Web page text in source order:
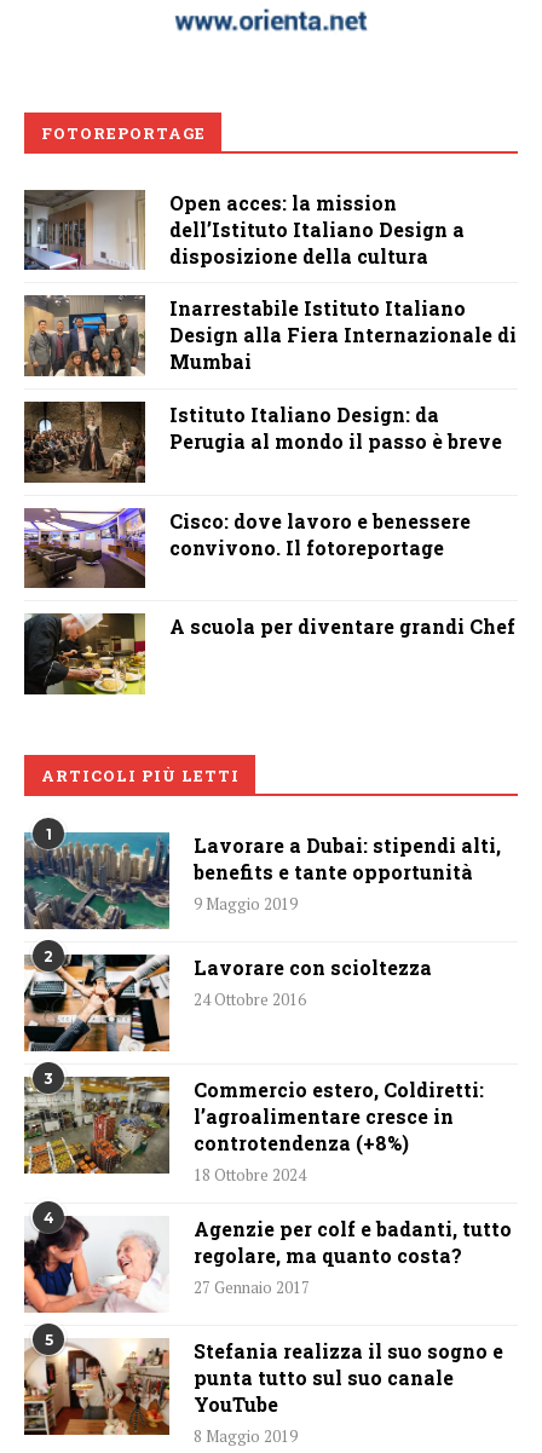
FOTOREPORTAGE
Open acces: la mission
dell’Istituto Italiano Design a
disposizione della cultura
Inarrestabile Istituto Italiano
Design alla Fiera Internazionale di
Mumbai
Istituto Italiano Design: da
Perugia al mondo il passo è breve
Cisco: dove lavoro e benessere
convivono. Il fotoreportage
A scuola per diventare grandi Chef
ARTICOLI PIÙ LETTI
1
Lavorare a Dubai: stipendi alti,
benefits e tante opportunità
9 Maggio 2019
2 Lavorare con scioltezza
24 Ottobre 2016
3
Commercio estero, Coldiretti:
l’agroalimentare cresce in
controtendenza (+8%)
18 Ottobre 2024
4
Agenzie per colf e badanti, tutto
regolare, ma quanto costa?
27 Gennaio 2017
5
Stefania realizza il suo sogno e
punta tutto sul suo canale
YouTube
8 Maggio 2019